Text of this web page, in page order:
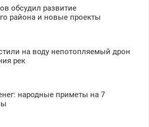
обсудил развитие
района и новые проекты
на воду непотопляемый дрон
рек
народные приметы на 7